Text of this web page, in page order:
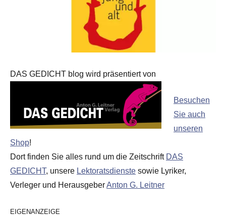
DAS GEDICHT blog wird präsentiert von
Besuchen
Sie auch
unseren
Shop!
Dort finden Sie alles rund um die Zeitschrift DAS
GEDICHT, unsere Lektoratsdienste sowie Lyriker,
Verleger und HerausgeberAnton G. Leitner
EIGENANZEIGE